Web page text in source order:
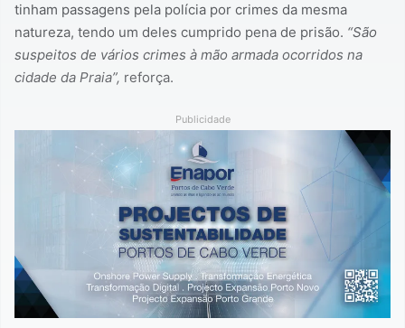
tinham passagens pela polícia por crimes da mesma
natureza, tendo um deles cumprido pena de prisão. “São
suspeitos de vários crimes à mão armada ocorridos na
cidade da Praia”, reforça.
Publicidade